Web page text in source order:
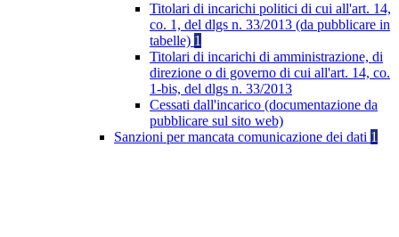
Titolari di incarichi politici di cui all'art. 14,
co. 1, del dlgs n. 33/2013 (da pubblicare in
tabelle) 1
Titolari di incarichi di amministrazione, di
direzione o di governo di cui all'art. 14, co.
1-bis, del dlgs n. 33/2013
Cessati dall'incarico (documentazione da
pubblicare sul sito web)
Sanzioni per mancata comunicazione dei dati 1